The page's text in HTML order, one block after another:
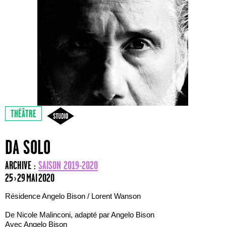
THÉÂTRE
DA SOLO
ARCHIVE : SAISON 2019-2020
25 › 29 MAI 2020
Résidence Angelo Bison / Lorent Wanson
De Nicole Malinconi, adapté par Angelo Bison
Avec Angelo Bison